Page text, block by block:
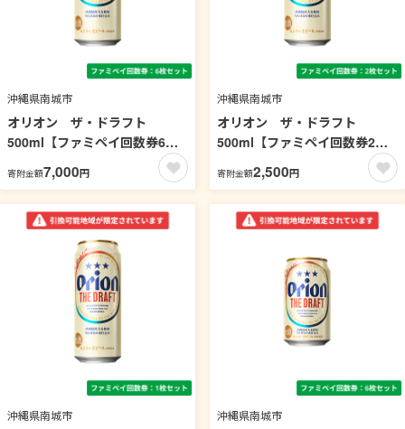
沖縄県南城市
オリオン ザ・ドラフト
500ml【ファミペイ回数券6枚
セット】 引換可能エリア：沖
縄
寄附金額7,000円
沖縄県南城市
オリオン ザ・ドラフト
500ml【ファミペイ回数券2枚
セット】 引換可能エリア：沖
縄
寄附金額2,500円
沖縄県南城市 沖縄県南城市